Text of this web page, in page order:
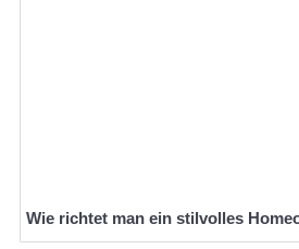
Wie richtet man ein stilvolles